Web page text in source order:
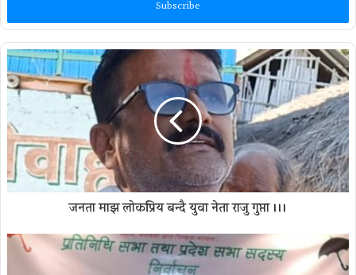
जनता माझ लोकप्रिय बन्दै युवा नेता राजु गुप्ता ।।।